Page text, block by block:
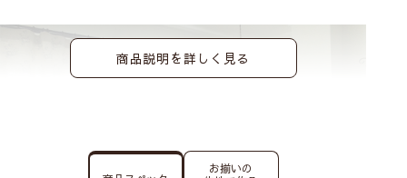
商品説明を詳しく見る
お揃いの